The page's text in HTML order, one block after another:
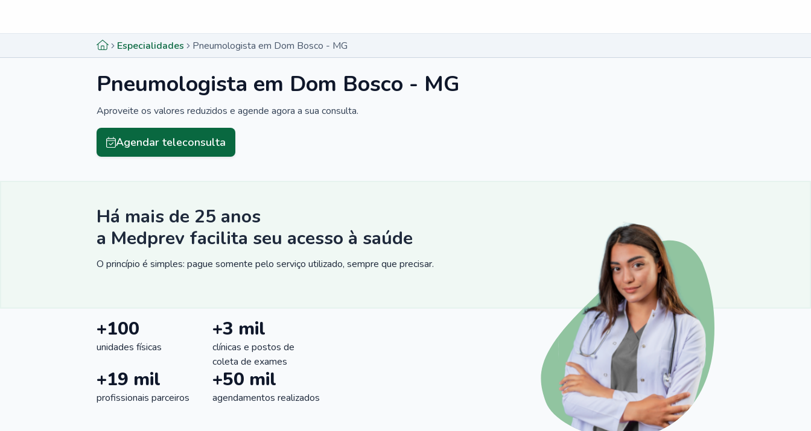
Especialidades Pneumologista em Dom Bosco - MG
Pneumologista em Dom Bosco - MG
Aproveite os valores reduzidos e agende agora a sua consulta.
Agendar teleconsulta
Há mais de 25 anos
a Medprev facilita seu acesso à saúde
O princípio é simples: pague somente pelo serviço utilizado, sempre que precisar.
+100
unidades físicas
+3 mil
clínicas e postos de
coleta de exames
+19 mil
profissionais parceiros
+50 mil
agendamentos realizados